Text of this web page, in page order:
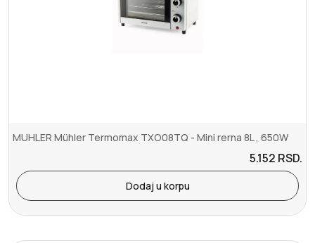
MUHLER Mühler Termomax TXO08TQ - Mini rerna 8L , 650W
5.152 RSD.
Dodaj u korpu